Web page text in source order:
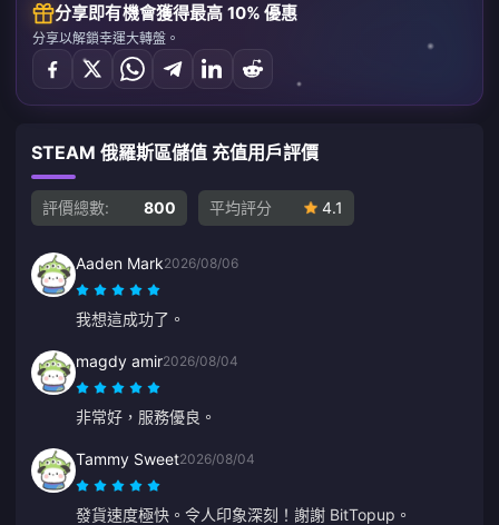
分享即有機會獲得最高 10% 優惠
分享以解鎖幸運大轉盤。
STEAM 俄羅斯區儲值 充值用戶評價
評價總數: 800 平均評分 4.1
Aaden Mark2026/08/06
我想這成功了。
magdy amir2026/08/04
非常好，服務優良。
Tammy Sweet2026/08/04
發貨速度極快。令人印象深刻！謝謝 BitTopup。